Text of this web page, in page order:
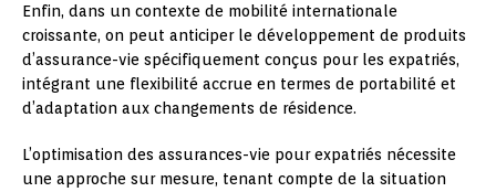
Enfin, dans un contexte de mobilité internationale
croissante, on peut anticiper le développement de produits
d’assurance-vie spécifiquement conçus pour les expatriés,
intégrant une flexibilité accrue en termes de portabilité et
d’adaptation aux changements de résidence.
L’optimisation des assurances-vie pour expatriés nécessite
une approche sur mesure, tenant compte de la situation